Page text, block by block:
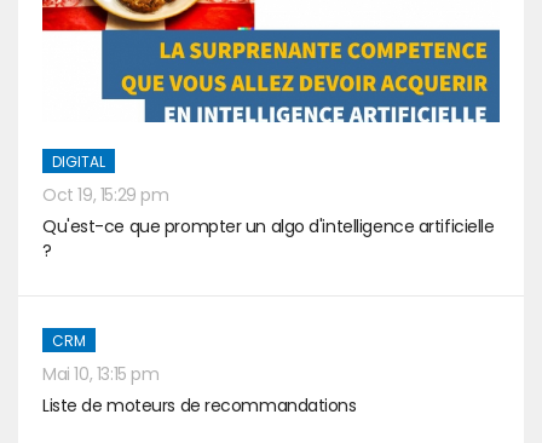
DIGITAL
Oct 19, 15:29 pm
Qu'est-ce que prompter un algo d'intelligence artificielle
?
CRM
Mai 10, 13:15 pm
Liste de moteurs de recommandations